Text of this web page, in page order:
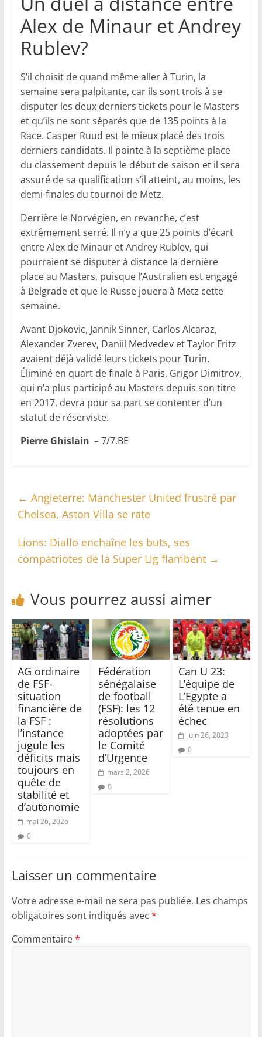
Alex de Minaur et Andrey
Rublev?
S’il choisit de quand même aller à Turin, la
semaine sera palpitante, car ils sont trois à se
disputer les deux derniers tickets pour le Masters
et qu’ils ne sont séparés que de 135 points à la
Race. Casper Ruud est le mieux placé des trois
derniers candidats. Il pointe à la septième place
du classement depuis le début de saison et il sera
assuré de sa qualification s’il atteint, au moins, les
demi-finales du tournoi de Metz.
Derrière le Norvégien, en revanche, c’est
extrêmement serré. Il n’y a que 25 points d’écart
entre Alex de Minaur et Andrey Rublev, qui
pourraient se disputer à distance la dernière
place au Masters, puisque l’Australien est engagé
à Belgrade et que le Russe jouera à Metz cette
semaine.
Avant Djokovic, Jannik Sinner, Carlos Alcaraz,
Alexander Zverev, Daniil Medvedev et Taylor Fritz
avaient déjà validé leurs tickets pour Turin.
Éliminé en quart de finale à Paris, Grigor Dimitrov,
qui n’a plus participé au Masters depuis son titre
en 2017, devra pour sa part se contenter d’un
statut de réserviste.
Pierre Ghislain – 7/7.BE
← Angleterre: Manchester United frustré par
Chelsea, Aston Villa se rate
Lions: Diallo enchaîne les buts, ses
compatriotes de la Super Lig flambent →
Vous pourrez aussi aimer
AG ordinaire
de FSF-
situation
financière de
la FSF :
l’instance
jugule les
déficits mais
toujours en
quête de
stabilité et
d’autonomie
mai 26, 2026
0
Fédération
sénégalaise
de football
(FSF): les 12
résolutions
adoptées par
le Comité
d’Urgence
mars 2, 2026
0
Can U 23:
L’équipe de
L’Egypte a
été tenue en
échec
juin 26, 2023
0
Laisser un commentaire
Votre adresse e-mail ne sera pas publiée. Les champs
obligatoires sont indiqués avec *
Commentaire*